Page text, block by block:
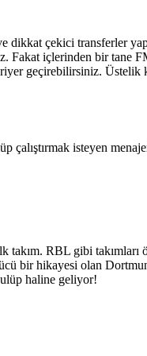
dikkat çekici transferler
Fakat içlerinden bir tane
geçirebilirsiniz. Üstelik
isteyen
RBL gibi
bir hikayesi olan
haline geliyor!